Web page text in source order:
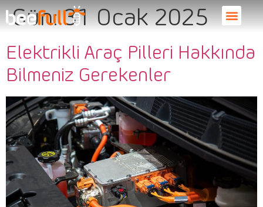
Gün:31 Ocak 2025
Elektrikli Araç Pilleri Hakkında
Bilmeniz Gerekenler